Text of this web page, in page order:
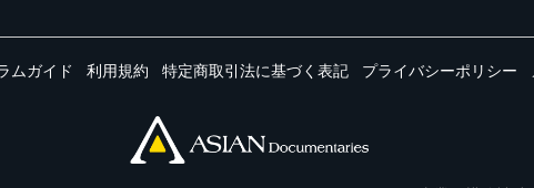
ムガイド 利用規約 特定商取引法に基づく表記 プライバシーポリシー